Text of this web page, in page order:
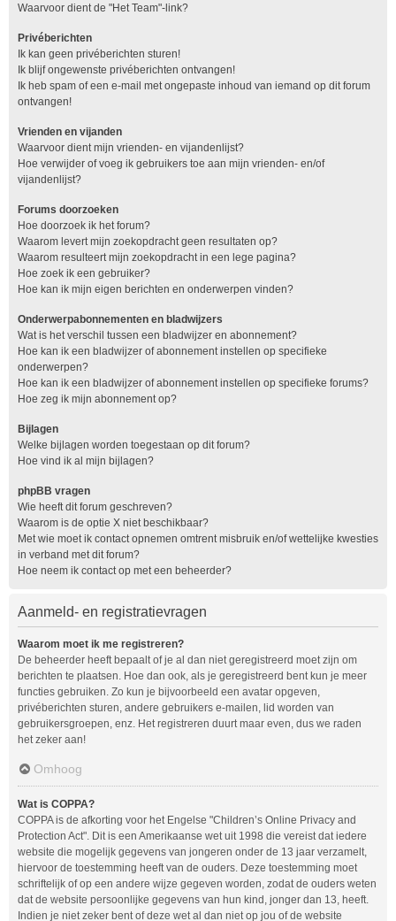
Waarvoor dient de "Het Team"-link?
Privéberichten
Ik kan geen privéberichten sturen!
Ik blijf ongewenste privéberichten ontvangen!
Ik heb spam of een e-mail met ongepaste inhoud van iemand op dit forum
ontvangen!
Vrienden en vijanden
Waarvoor dient mijn vrienden- en vijandenlijst?
Hoe verwijder of voeg ik gebruikers toe aan mijn vrienden- en/of
vijandenlijst?
Forums doorzoeken
Hoe doorzoek ik het forum?
Waarom levert mijn zoekopdracht geen resultaten op?
Waarom resulteert mijn zoekopdracht in een lege pagina?
Hoe zoek ik een gebruiker?
Hoe kan ik mijn eigen berichten en onderwerpen vinden?
Onderwerpabonnementen en bladwijzers
Wat is het verschil tussen een bladwijzer en abonnement?
Hoe kan ik een bladwijzer of abonnement instellen op specifieke
onderwerpen?
Hoe kan ik een bladwijzer of abonnement instellen op specifieke forums?
Hoe zeg ik mijn abonnement op?
Bijlagen
Welke bijlagen worden toegestaan op dit forum?
Hoe vind ik al mijn bijlagen?
phpBB vragen
Wie heeft dit forum geschreven?
Waarom is de optie X niet beschikbaar?
Met wie moet ik contact opnemen omtrent misbruik en/of wettelijke kwesties
in verband met dit forum?
Hoe neem ik contact op met een beheerder?
Aanmeld- en registratievragen
Waarom moet ik me registreren?
De beheerder heeft bepaalt of je al dan niet geregistreerd moet zijn om
berichten te plaatsen. Hoe dan ook, als je geregistreerd bent kun je meer
functies gebruiken. Zo kun je bijvoorbeeld een avatar opgeven,
privéberichten sturen, andere gebruikers e-mailen, lid worden van
gebruikersgroepen, enz. Het registreren duurt maar even, dus we raden
het zeker aan!
Omhoog
Wat is COPPA?
COPPA is de afkorting voor het Engelse "Children’s Online Privacy and
Protection Act". Dit is een Amerikaanse wet uit 1998 die vereist dat iedere
website die mogelijk gegevens van jongeren onder de 13 jaar verzamelt,
hiervoor de toestemming heeft van de ouders. Deze toestemming moet
schriftelijk of op een andere wijze gegeven worden, zodat de ouders weten
dat de website persoonlijke gegevens van hun kind, jonger dan 13, heeft.
Indien je niet zeker bent of deze wet al dan niet op jou of de website